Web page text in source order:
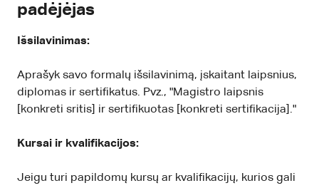
padėjėjas
Išsilavinimas:
Aprašyk savo formalų išsilavinimą, įskaitant laipsnius,
diplomas ir sertifikatus. Pvz., "Magistro laipsnis
[konkreti sritis] ir sertifikuotas [konkreti sertifikacija]."
Kursai ir kvalifikacijos:
Jeigu turi papildomų kursų ar kvalifikacijų, kurios gali